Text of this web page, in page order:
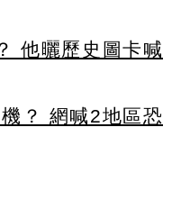
他曬歷史圖卡喊
？ 網喊2地區恐